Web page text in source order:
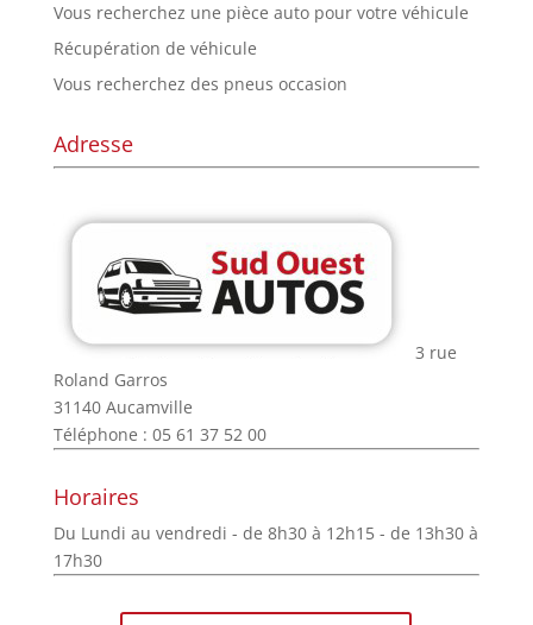
Vous recherchez une pièce auto pour votre véhicule
Récupération de véhicule
Vous recherchez des pneus occasion
Adresse
3 rue
Roland Garros
31140 Aucamville
Téléphone : 05 61 37 52 00
Horaires
Du Lundi au vendredi - de 8h30 à 12h15 - de 13h30 à
17h30